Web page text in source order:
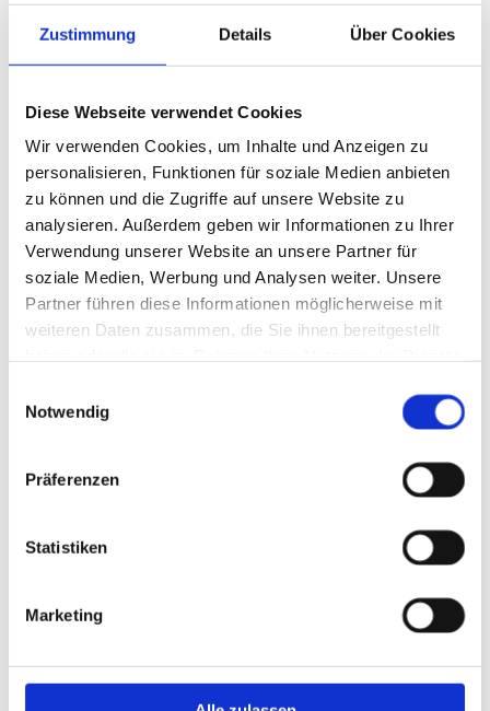
Zustimmung Details Über Cookies
Diese Webseite verwendet Cookies
Wir verwenden Cookies, um Inhalte und Anzeigen zu
personalisieren, Funktionen für soziale Medien anbieten
zu können und die Zugriffe auf unsere Website zu
analysieren. Außerdem geben wir Informationen zu Ihrer
Verwendung unserer Website an unsere Partner für
soziale Medien, Werbung und Analysen weiter. Unsere
Partner führen diese Informationen möglicherweise mit
weiteren Daten zusammen, die Sie ihnen bereitgestellt
Notwendig
Präferenzen
Statistiken
Marketing
geriatrische Untersuchung „Alters-Check”
Zahnheilkunde
Zahnsteinentfernung per Ultraschall, Zahnpolitur
Augenuntersuchung
Tierkennzeichnung per Microchip
Röntgen mit digitaler Entwicklung
lnhalationsnarkose & Narkoseüberwachung
EKG
Ultraschalluntersuchung des Bauchraums
endoskopische Untersuchung der Atemwege